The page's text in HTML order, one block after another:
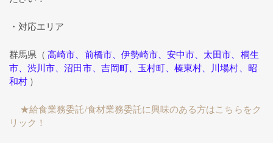
・対応エリア
群馬県（ 高崎市、前橋市、伊勢崎市、安中市、太田市、桐生
市、渋川市、沼田市、吉岡町、玉村町、榛東村、川場村、昭
和村 ）
★給食業務委託/食材業務委託に興味のある方はこちらをク
リック！